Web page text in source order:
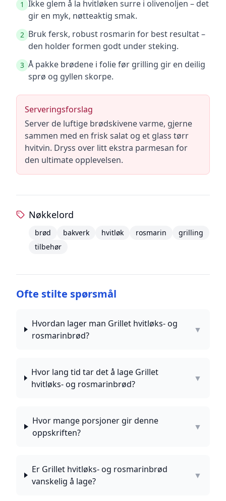
1 Ikke glem å la hvitløken surre i olivenoljen – det
gir en myk, nøtteaktig smak.
2 Bruk fersk, robust rosmarin for best resultat –
den holder formen godt under steking.
3 Å pakke brødene i folie før grilling gir en deilig
sprø og gyllen skorpe.
Serveringsforslag
Server de luftige brødskivene varme, gjerne
sammen med en frisk salat og et glass tørr
hvitvin. Dryss over litt ekstra parmesan for
den ultimate opplevelsen.
Nøkkelord
brød bakverk hvitløk rosmarin
grilling
tilbehør
Ofte stilte spørsmål
Hvordan lager man Grillet hvitløks- og
rosmarinbrød?
▼
Hvor lang tid tar det å lage Grillet
hvitløks- og rosmarinbrød?
▼
Hvor mange porsjoner gir denne
oppskriften?
▼
Er Grillet hvitløks- og rosmarinbrød
vanskelig å lage?
▼